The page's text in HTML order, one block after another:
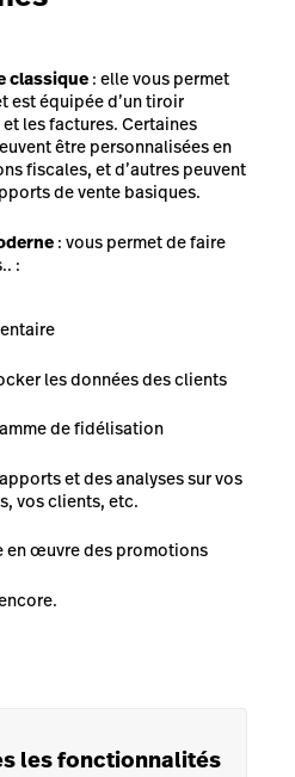
classique : elle vous permet
est équipée d’un tiroir
les factures. Certaines
être personnalisées en
fiscales, et d’autres peuvent
de vente basiques.
: vous permet de faire
:
les données des clients
de fidélisation
et des analyses sur vos
vos clients, etc.
en œuvre des promotions
les fonctionnalités